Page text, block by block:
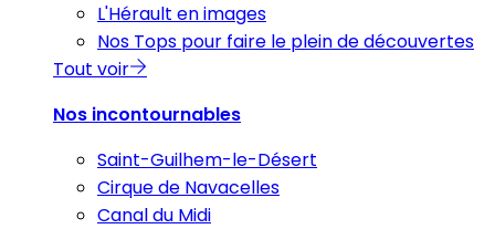
L'Hérault en images
Nos Tops pour faire le plein de découvertes
Tout voir
Nos incontournables
Saint-Guilhem-le-Désert
Cirque de Navacelles
Canal du Midi